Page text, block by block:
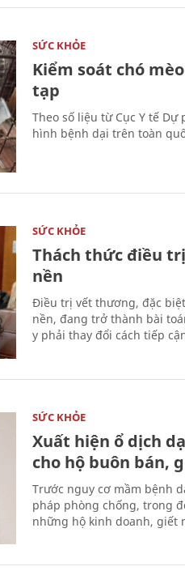
SỨC KHỎE
Kiểm soát chó
tạp
Theo số liệu từ Cục Y tế
hình bệnh dại trên toàn
SỨC KHỎE
Thách thức điều
nền
Điều trị vết thương, đặc
nền, đang trở thành bài
y phải thay đổi cách tiếp
SỨC KHỎE
Xuất hiện ổ dịch
cho hộ buôn bán,
Trước nguy cơ mầm bệnh
pháp phòng chống, trong
những hộ kinh doanh, giết